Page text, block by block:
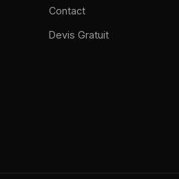
Contact
Devis Gratuit